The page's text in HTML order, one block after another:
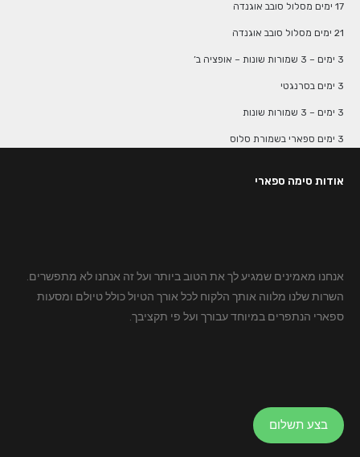
17 ימים מסלול סובב אוגנדה
21 ימים מסלול סובב אוגנדה
3 ימים – 3 שמורות שונות – אופציה ב’
3 ימים בסרנגטי
3 ימים – 3 שמורות שונות
3 ימים ספארי בשמורת סלוס
אודות סימה ספארי
אנחנו מאמינים שמגיע לך את הטוב ביותר ועל זה אנחנו לא מתפשרים.
השרות שלנו מלווה אותך הלקוח לכל אורך הטיול כולל טיולם ומסעות
ספארי הנתפרים במיוחד עבורך ועל פי תקציבך.
בצע תשלום